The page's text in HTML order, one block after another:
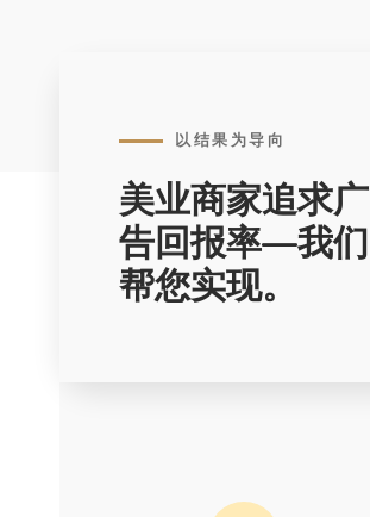
以结果为导向
美业商家追求广
告回报率—我们
帮您实现。